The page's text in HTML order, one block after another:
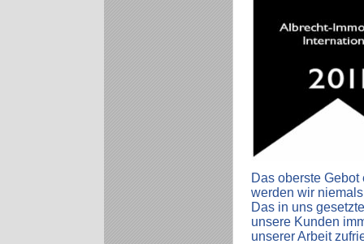
Das oberste
werden wir
Das in uns
unsere Kunden
unserer Arbeit